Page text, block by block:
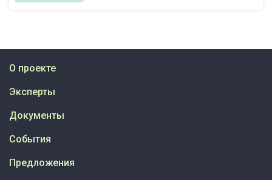
О проекте
Эксперты
Документы
События
Предложения